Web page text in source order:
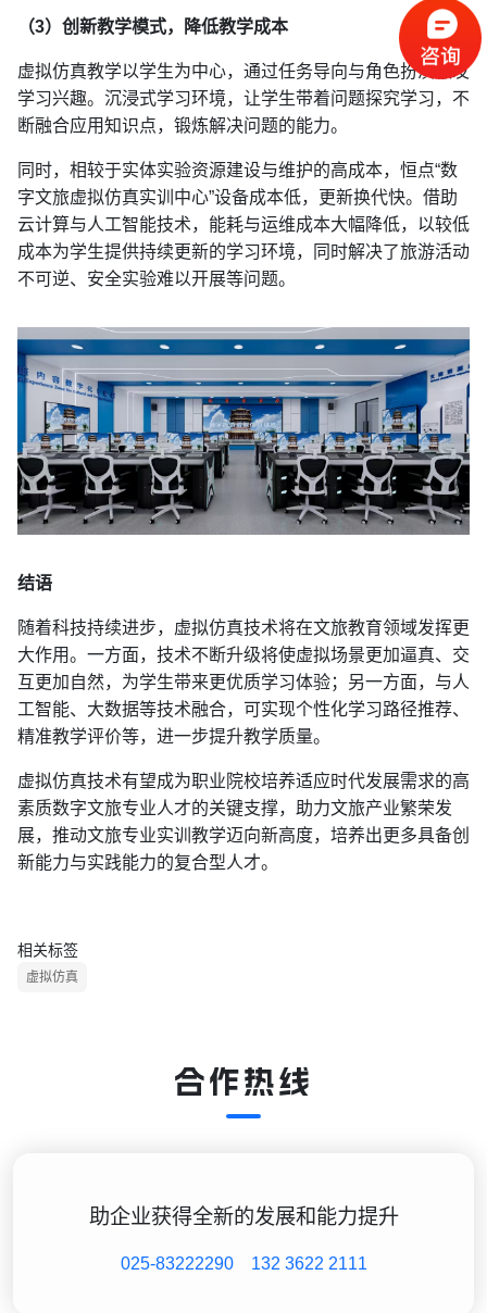
（3）创新教学模式，降低教学成本
虚拟仿真教学以学生为中心，通过任务导向与角色扮演激发
学习兴趣。沉浸式学习环境，让学生带着问题探究学习，不
断融合应用知识点，锻炼解决问题的能力。
同时，相较于实体实验资源建设与维护的高成本，恒点“数
字文旅虚拟仿真实训中心”设备成本低，更新换代快。借助
云计算与人工智能技术，能耗与运维成本大幅降低，以较低
成本为学生提供持续更新的学习环境，同时解决了旅游活动
不可逆、安全实验难以开展等问题。
结语
随着科技持续进步，虚拟仿真技术将在文旅教育领域发挥更
大作用。一方面，技术不断升级将使虚拟场景更加逼真、交
互更加自然，为学生带来更优质学习体验；另一方面，与人
工智能、大数据等技术融合，可实现个性化学习路径推荐、
精准教学评价等，进一步提升教学质量。
虚拟仿真技术有望成为职业院校培养适应时代发展需求的高
素质数字文旅专业人才的关键支撑，助力文旅产业繁荣发
展，推动文旅专业实训教学迈向新高度，培养出更多具备创
新能力与实践能力的复合型人才。
相关标签
虚拟仿真
合作热线
助企业获得全新的发展和能力提升
025-83222290 132 3622 2111